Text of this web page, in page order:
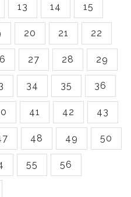
13 14 15
20 21 22
27 28 29
34 35 36
41 42 43
48 49 50
55 56